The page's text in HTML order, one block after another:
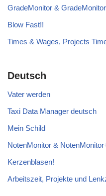
GradeMonitor &
Blow Fast!!
Times & Wages, Projects
Deutsch
Vater werden
Taxi Data Manager deutsch
Mein Schild
NotenMonitor &
Kerzenblasen!
Arbeitszeit, Projekte und